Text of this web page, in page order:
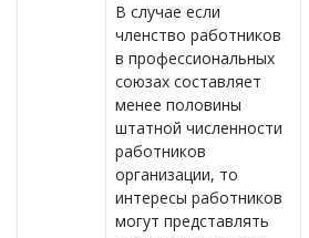
В случае если
членство работников
в профессиональных
союзах составляет
менее половины
штатной численности
работников
организации, то
интересы работников
могут представлять